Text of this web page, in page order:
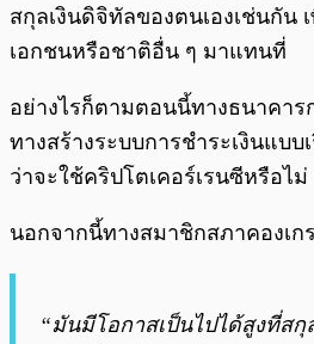
สกุลเงินดิจิทัลของตนเองเช่นกัน
เอกชนหรือชาติอื่น ๆ มาแทนที่
อย่างไรก็ตามตอนนี้ทางธนาคาร
ทางสร้างระบบการชำระเงินแบ
ว่าจะใช้คริปโตเคอร์เรนซีหรือไม่
นอกจากนี้ทางสมาชิกสภาคองเก
“มันมีโอกาสเป็นไปได้สูงที่สกุ